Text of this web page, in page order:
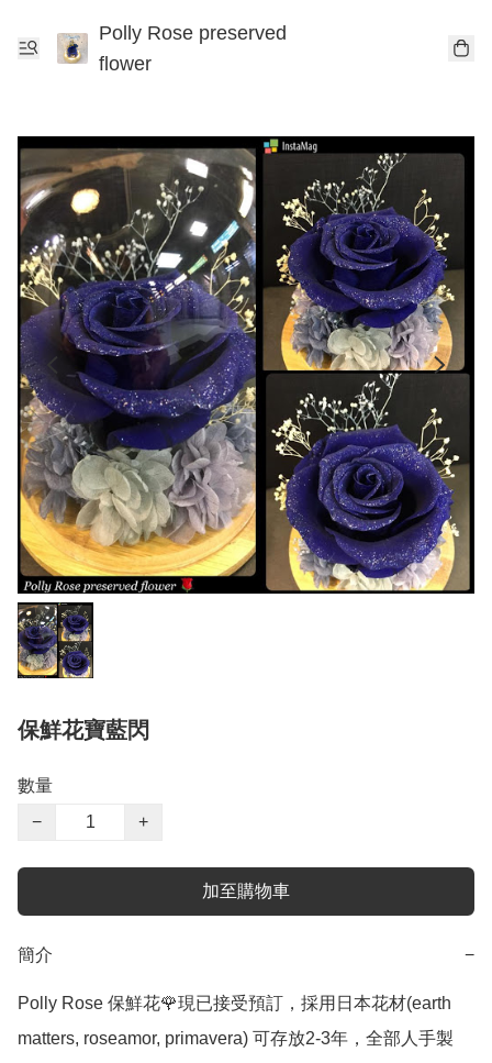
Polly Rose preserved
flower
保鮮花寶藍閃
數量
−
+
加至購物車
簡介 −
Polly Rose 保鮮花🌹現已接受預訂，採用日本花材(earth
matters, roseamor, primavera) 可存放2-3年，全部人手製